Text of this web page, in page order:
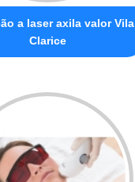
a laser axila valor Vila
Clarice